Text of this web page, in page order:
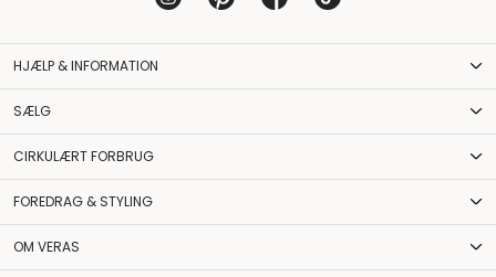
HJÆLP & INFORMATION
SÆLG
CIRKULÆRT FORBRUG
FOREDRAG & STYLING
OM VERAS